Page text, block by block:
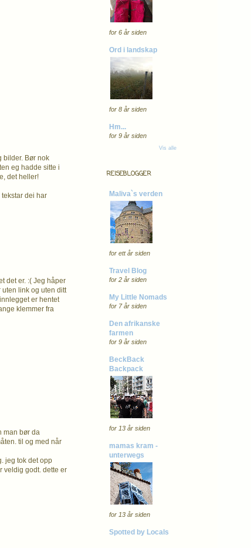
bilder. Bør nok
eg hadde sitte i
det heller!
dei har
det er. :( Jeg håper
link og uten ditt
er hentet
klemmer fra
man bør da
til og med når
jeg tok det opp
veldig godt. dette er
for 6 år siden
Ord i landskap
for 8 år siden
Hm...
for 9 år siden
Vis alle
REISEBLOGGER
Maliva`s verden
for ett år siden
Travel Blog
for 2 år siden
My Little Nomads
for 7 år siden
Den afrikanske
farmen
for 9 år siden
BeckBack
Backpack
for 13 år siden
mamas kram -
unterwegs
for 13 år siden
Spotted by Locals